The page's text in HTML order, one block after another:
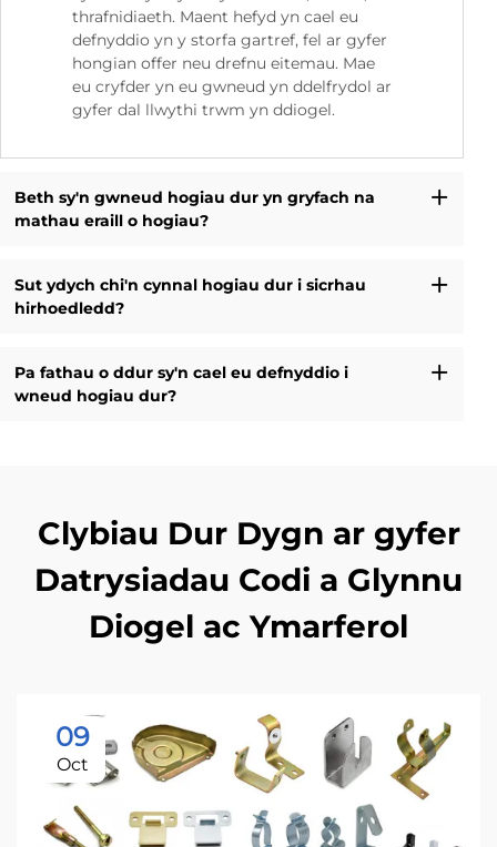
thrafnidiaeth. Maent hefyd yn cael eu
defnyddio yn y storfa gartref, fel ar gyfer
hongian offer neu drefnu eitemau. Mae
eu cryfder yn eu gwneud yn ddelfrydol ar
gyfer dal llwythi trwm yn ddiogel.
Beth sy'n gwneud hogiau dur yn gryfach na
mathau eraill o hogiau?
Sut ydych chi'n cynnal hogiau dur i sicrhau
hirhoedledd?
Pa fathau o ddur sy'n cael eu defnyddio i
wneud hogiau dur?
Clybiau Dur Dygn ar gyfer
Datrysiadau Codi a Glynnu
Diogel ac Ymarferol
09
Oct